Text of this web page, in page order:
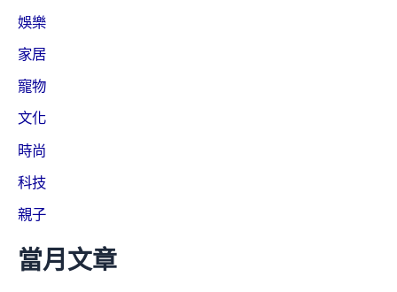
娛樂
家居
寵物
文化
時尚
科技
親子
當月文章